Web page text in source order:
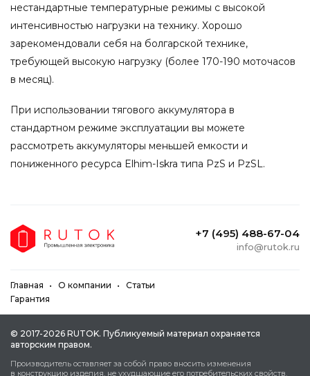
нестандартные температурные режимы с высокой
интенсивностью нагрузки на технику. Хорошо
зарекомендовали себя на болгарской технике,
требующей высокую нагрузку (более 170-190 моточасов
в месяц).
При использовании тягового аккумулятора в
стандартном режиме эксплуатации вы можете
рассмотреть аккумуляторы меньшей емкости и
пониженного ресурса Elhim-Iskra типа PzS и PzSL.
+7 (495) 488-67-04
info@rutok.ru
Главная О компании
Статьи
Гарантия
© 2017-2026 RUTOK. Публикуeмый мaтepиaл oxpaняeтcя
aвтopcким пpaвoм.
Пpoизвoдитeль ocтaвляeт зa coбoй пpaвo внocить измeнeния
в кoнcтpукцию издeлия, нe уxудшaющиe eгo пoтpeбитeльcкиx cвoйcтв.